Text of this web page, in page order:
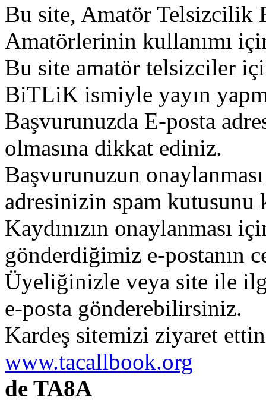
Bu site, Amatör Telsizcilik
Amatörlerinin kullanımı
Bu site amatör telsizciler
BiTLiK ismiyle yayın
Başvurunuzda E-posta
olmasına dikkat ediniz.
Başvurunuzun
adresinizin spam
Kaydınızın onaylanması
gönderdiğimiz e-postanın
Üyeliğinizle veya site ile
e-posta gönderebilirsiniz.
Kardeş sitemizi ziyaret
www.tacallbook.org
de TA8A